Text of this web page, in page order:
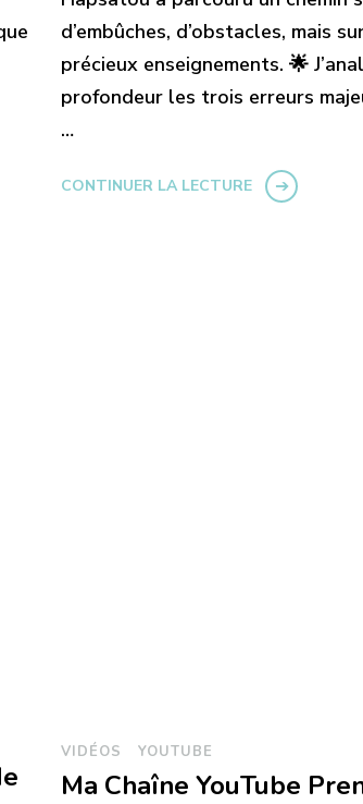
d’embûches, d’obstacles, mais
précieux enseignements. 🌟
profondeur les trois erreurs
…
CONTINUER LA LECTURE
VIDÉOS YOUTUBE
Ma Chaîne YouTube